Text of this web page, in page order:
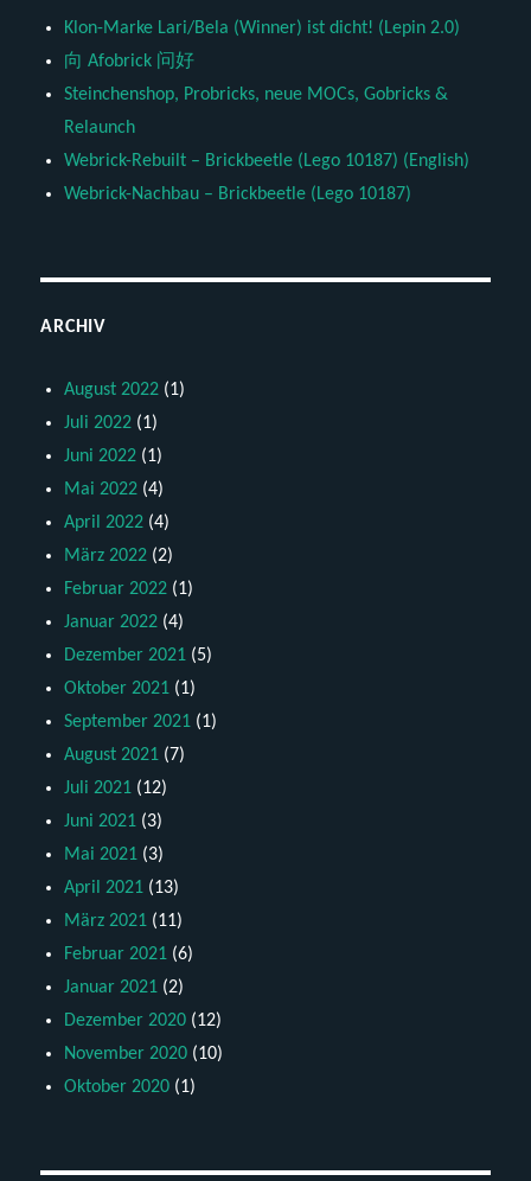
Klon-Marke Lari/Bela (Winner) ist dicht! (Lepin 2.0)
向 Afobrick 问好
Steinchenshop, Probricks, neue MOCs, Gobricks &
Relaunch
Webrick-Rebuilt – Brickbeetle (Lego 10187) (English)
Webrick-Nachbau – Brickbeetle (Lego 10187)
ARCHIV
August 2022 (1)
Juli 2022 (1)
Juni 2022 (1)
Mai 2022 (4)
April 2022 (4)
März 2022 (2)
Februar 2022 (1)
Januar 2022 (4)
Dezember 2021 (5)
Oktober 2021 (1)
September 2021 (1)
August 2021 (7)
Juli 2021 (12)
Juni 2021 (3)
Mai 2021 (3)
April 2021 (13)
März 2021 (11)
Februar 2021 (6)
Januar 2021 (2)
Dezember 2020 (12)
November 2020 (10)
Oktober 2020 (1)